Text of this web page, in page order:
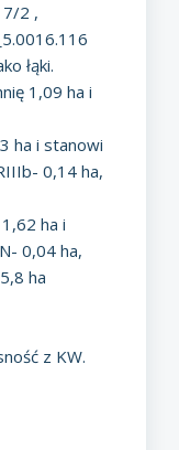
2 ,
łąki.
1,09 ha i
ha i stanowi
0,14 ha,
ha i
0,04 ha,
ha
z KW.